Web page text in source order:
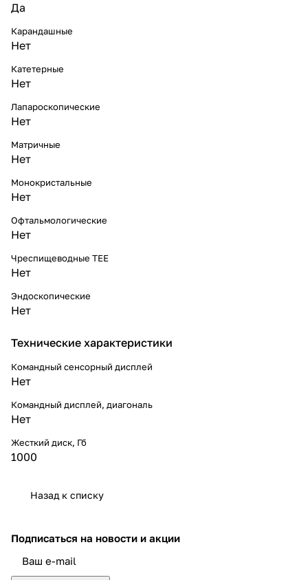
Да
Карандашные
Нет
Катетерные
Нет
Лапароскопические
Нет
Матричные
Нет
Монокристальные
Нет
Офтальмологические
Нет
Чреспищеводные TEE
Нет
Эндоскопические
Нет
Технические характеристики
Командный сенсорный дисплей
Нет
Командный дисплей, диагональ
Нет
Жесткий диск, Гб
1000
Назад к списку
Подписаться на новости и акции